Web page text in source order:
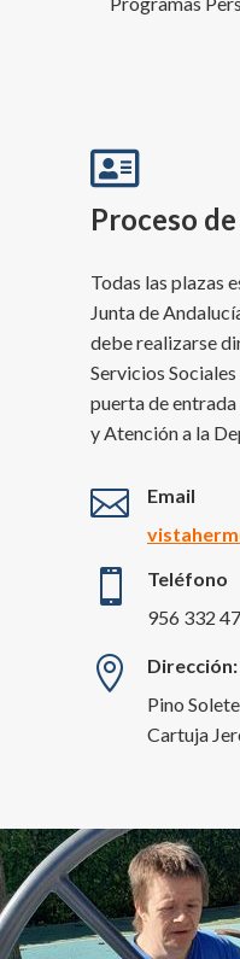

Proceso
Todas las plazas
Junta de
debe realizarse
Servicios
puerta de
y Atención a la

Email

Teléfono
956 332

Dirección:
Pino
Cartuja